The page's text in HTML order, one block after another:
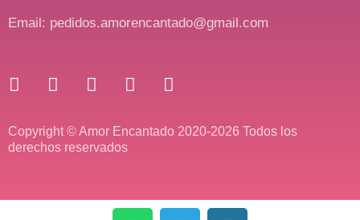
Email: pedidos.amorencantado@gmail.com
Copyright © Amor Encantado 2020-2026 Todos los
derechos reservados